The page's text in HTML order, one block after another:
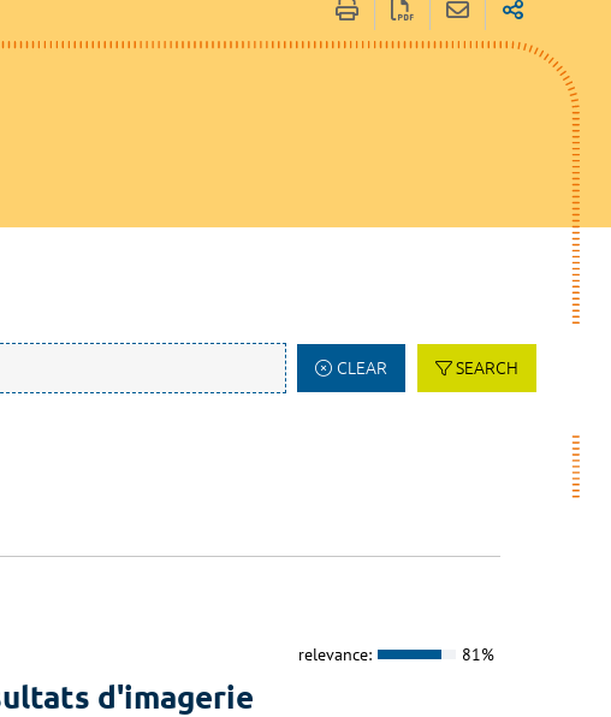
CLEAR SEARCH
relevance: 81%
d'imagerie